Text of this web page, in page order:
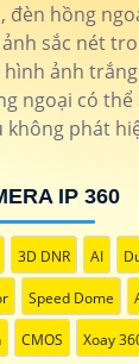
'
đèn hồng
sắc nét
ảnh
ngoại có
không phát
IP 360
3D DNR AI
Speed Dome
CMOS Xoay